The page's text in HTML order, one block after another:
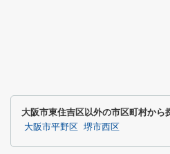
大阪市東住吉区以外の市区町村から
大阪市平野区 堺市西区